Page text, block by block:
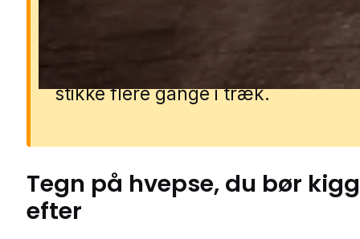
og bliver mere nærgående. Deres
kan gøre ondt og kan i sjældne
udløse alvorlige allergiske
Hvis en hveps føler sig truet, kan
stikke flere gange i træk.
Tegn på hvepse, du bør
efter